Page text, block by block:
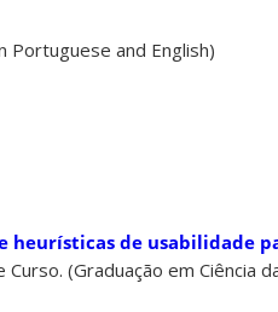
Portuguese and English)
heurísticas de usabilidade
(Graduação em Ciência